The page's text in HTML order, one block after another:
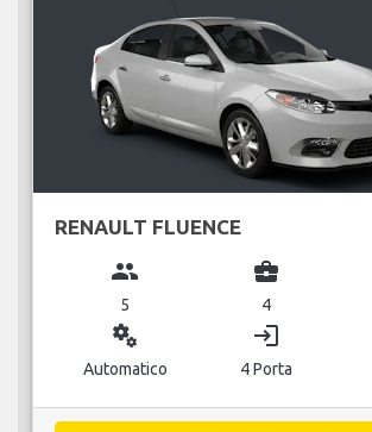
RENAULT FLUENCE
group
5
business_center
4
miscellaneous_services
Automatico
login
4 Porta